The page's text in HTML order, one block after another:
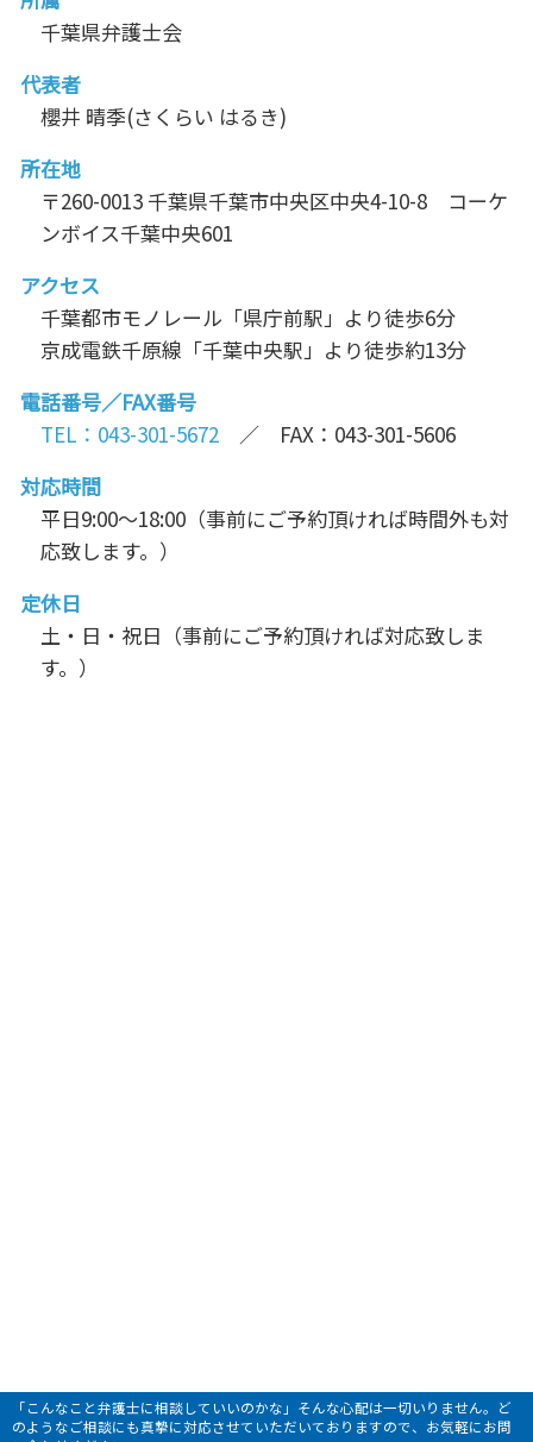
千葉県弁護士会
代表者
櫻井 晴季(さくらい はるき)
所在地
〒260-0013 千葉県千葉市中央区中央4-10-8 コーケ
ンボイス千葉中央601
アクセス
千葉都市モノレール「県庁前駅」より徒歩6分
京成電鉄千原線「千葉中央駅」より徒歩約13分
電話番号／FAX番号
TEL：043-301-5672 ／ FAX：043-301-5606
対応時間
平日9:00～18:00（事前にご予約頂ければ時間外も対
応致します。）
定休日
土・日・祝日（事前にご予約頂ければ対応致しま
す。）
「こんなこと弁護士に相談していいのかな」そんな心配は一切いりません。ど
のようなご相談にも真摯に対応させていただいておりますので、お気軽にお問